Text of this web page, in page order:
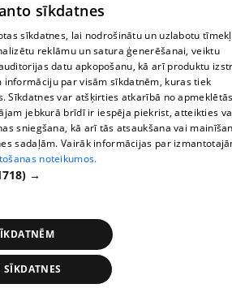
00:05:05
kas nosaka iepirkuma
sīkdatnes
sīkdatnes, lai nodrošinātu un uzlabotu
reklāmu un satura ģenerēšanai, veiktu
datu apkopošanu, kā arī produktu
informāciju par visām sīkdatnēm, kuras tiek
Sīkdatnes var atšķirties atkarībā no
jebkurā brīdī ir iespēja piekrist, atteikties
sniegšana, kā arī tās atsaukšana vai
sadaļām. Vairāk informācijas par
noteikumos.
→
SĪKDATNES